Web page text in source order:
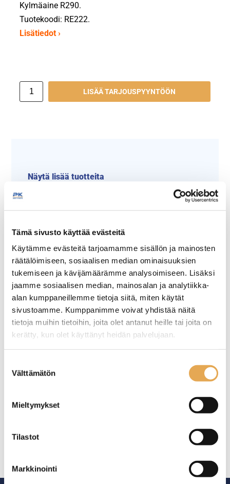
Tämä sivusto käyttää evästeitä
Käytämme evästeitä tarjoamamme sisällön ja mainosten
räätälöimiseen, sosiaalisen median ominaisuuksien
tukemiseen ja kävijämäärämme analysoimiseen. Lisäksi
jaamme sosiaalisen median, mainosalan ja analytiikka-
alan kumppaneillemme tietoja siitä, miten käytät
sivustoamme. Kumppanimme voivat yhdistää näitä
tietoja muihin tietoihin, joita olet antanut heille tai joita on
kerätty, kun olet käyttänyt heidän palvelujaan.
valinta
Välttämätön
Mieltymykset
Tilastot
Markkinointi
Kylmäaine R290.
Tuotekoodi: RE222.
Lisätiedot ›
LISÄÄ TARJOUSPYYNTÖÖN
Näytä lisää tuotteita
Tämäkin laite sopivasti